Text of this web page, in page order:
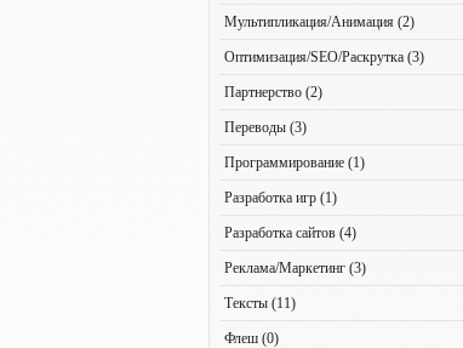
Мультипликация/Анимация (2)
Оптимизация/SEO/Раскрутка (3)
Партнерство (2)
Переводы (3)
Программирование (1)
Разработка игр (1)
Разработка сайтов (4)
Реклама/Маркетинг (3)
Тексты (11)
Флеш (0)